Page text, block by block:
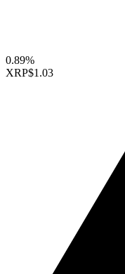
0.89%
XRP$1.03